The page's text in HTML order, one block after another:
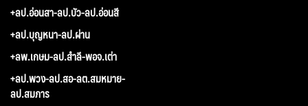
+ลป.อ่อนสา-ลป.บัว-ลป.อ่อนสี
+ลป.บุญหนา-ลป.ผ่าน
+ลพ.เกษม-ลป.สำลี-พอจ.เต่า
+ลป.พวง-ลป.สอ-ลต.สมหมาย-
ลป.สมภาร